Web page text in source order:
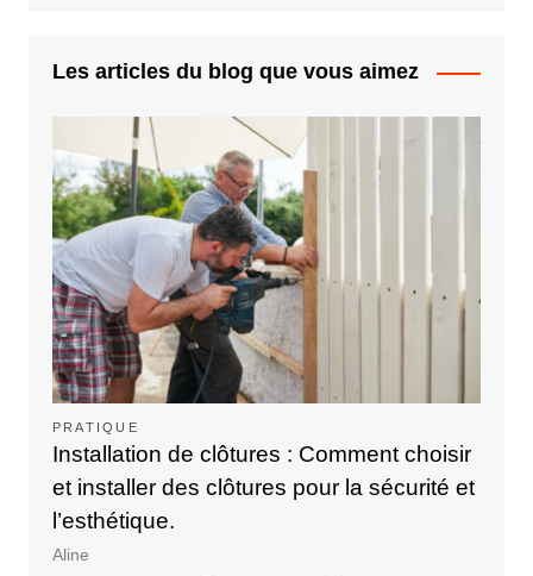
Les articles du blog que vous aimez
PRATIQUE
Installation de clôtures : Comment choisir
et installer des clôtures pour la sécurité et
l’esthétique.
Aline